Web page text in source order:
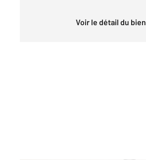
Voir le détail du bien